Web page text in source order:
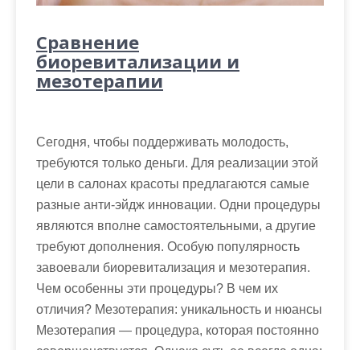
Сравнение
биоревитализации и
мезотерапии
Сегодня, чтобы поддерживать молодость,
требуются только деньги. Для реализации этой
цели в салонах красоты предлагаются самые
разные анти-эйдж инновации. Одни процедуры
являются вполне самостоятельными, а другие
требуют дополнения. Особую популярность
завоевали биоревитализация и мезотерапия.
Чем особенны эти процедуры? В чем их
отличия? Мезотерапия: уникальность и нюансы
Мезотерапия — процедура, которая постоянно